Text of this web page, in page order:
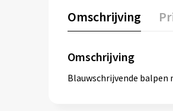
Omschrijving
Omschrijving
Blauwschrijvende balpen